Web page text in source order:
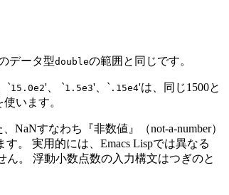
データ型doubleの範囲と同じです。
`15.0e2'、 `1.5e3'、` .15e4'は、同じ1500と
います。
すなわち『非数値』（not-a-number）
す。 実用的には、Emacs Lispでは異なる
ん。 浮動小数点数の入力構文はつぎのと